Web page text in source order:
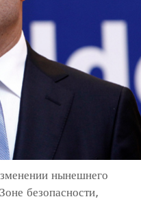
нынешнего
безопасности,